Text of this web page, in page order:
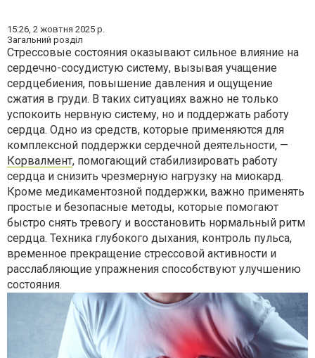
15:26, 2 жовтня 2025 р.
Загальний розділ
Стрессовые состояния оказывают сильное влияние на
сердечно-сосудистую систему, вызывая учащение
сердцебиения, повышение давления и ощущение
сжатия в груди. В таких ситуациях важно не только
успокоить нервную систему, но и поддержать работу
сердца. Одно из средств, которые применяются для
комплексной поддержки сердечной деятельности, —
Корвалмент, помогающий стабилизировать работу
сердца и снизить чрезмерную нагрузку на миокард.
Кроме медикаментозной поддержки, важно применять
простые и безопасные методы, которые помогают
быстро снять тревогу и восстановить нормальный ритм
сердца. Техника глубокого дыхания, контроль пульса,
временное прекращение стрессовой активности и
расслабляющие упражнения способствуют улучшению
состояния.